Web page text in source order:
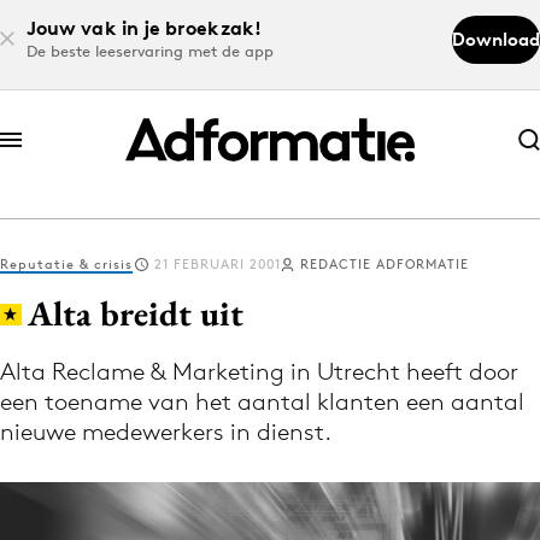
Jouw vak in je broekzak!
De beste leeservaring met de app
Download
Abonneer nu
Abonneer nu
Log in
Download de app
Volg het laatste nieuws via de Adformatie
Nieuws app
Reputatie & crisis 21 FEBRUARI 2001 REDACTIE ADFORMATIE
Alta breidt uit
Alta Reclame & Marketing in Utrecht heeft door
een toename van het aantal klanten een aantal
nieuwe medewerkers in dienst.